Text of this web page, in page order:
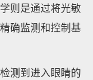
则是通过将光敏
确监测和控制基
测到进入眼睛的